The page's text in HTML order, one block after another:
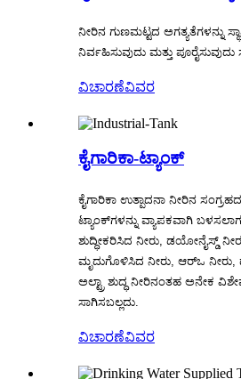
ನೀರಿನ ಗುಣಮಟ್ಟದ ಅಗತ್ಯತೆಗಳನ್ನು
ನಿರ್ವಹಿಸುವುದು ಮತ್ತು ಪೂರೈಸುವುದು
ವಿಚಾರಣೆವಿವರ
ಕೈಗಾರಿಕಾ-ಟ್ಯಾಂಕ್
ಕೈಗಾರಿಕಾ ಉತ್ಪಾದನಾ ನೀರಿನ
ಟ್ಯಾಂಕ್‌ಗಳನ್ನು ವ್ಯಾಪಕವಾಗಿ
ಶುದ್ಧೀಕರಿಸಿದ ನೀರು, ಡಯೋನೈಸ್ಡ್
ಮೃದುಗೊಳಿಸಿದ ನೀರು, ಆರ್‌ಒ ನೀರು,
ಅಲ್ಟ್ರಾ ಶುದ್ಧ ನೀರಿನಂತಹ ಅನೇಕ
ಸಾಗಿಸಬಲ್ಲದು.
ವಿಚಾರಣೆವಿವರ